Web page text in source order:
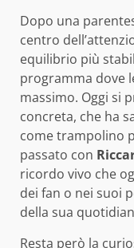
Dopo una
centro
equilibrio più
programma dove
massimo. Oggi si
concreta, che ha
come trampolino
passato con
ricordo vivo che
dei fan o nei suoi
della sua
Resta però la